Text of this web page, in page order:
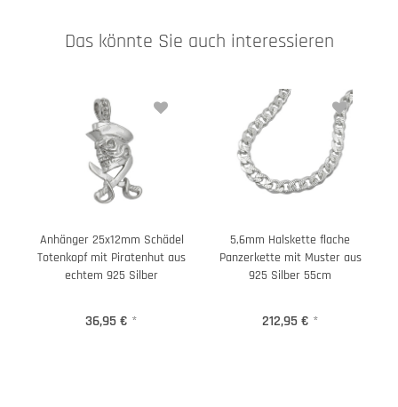
Das könnte Sie auch interessieren
Anhänger 25x12mm Schädel
Totenkopf mit Piratenhut aus
echtem 925 Silber
36,95 € *
5,6mm Halskette flache
Panzerkette mit Muster aus
925 Silber 55cm
212,95 € *